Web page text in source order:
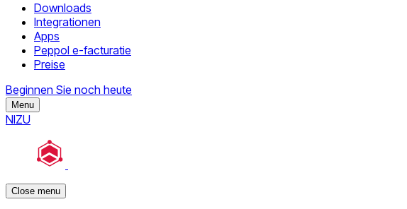
Downloads
Integrationen
Apps
Peppol e-facturatie
Preise
Beginnen Sie noch heute
Menu
NIZU
Close menu